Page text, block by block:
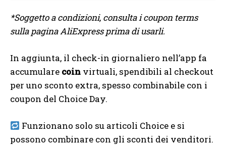
*Soggetto a condizioni, consulta i coupon terms
sulla pagina AliExpress prima di usarli.
In aggiunta, il check-in giornaliero nell’app fa
accumulare coin virtuali, spendibili al checkout
per uno sconto extra, spesso combinabile con i
coupon del Choice Day.
Funzionano solo su articoli Choice e si
possono combinare con gli sconti dei venditori.